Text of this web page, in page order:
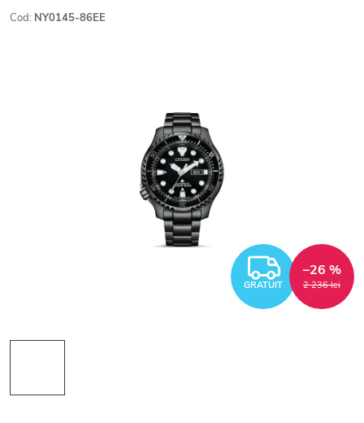
Cod: NY0145-86EE
GRATUIT 2 236 lei
–26 %